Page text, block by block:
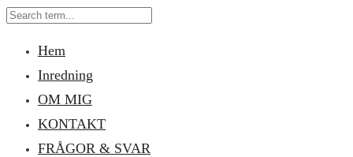
Hem
Inredning
OM MIG
KONTAKT
FRÅGOR & SVAR